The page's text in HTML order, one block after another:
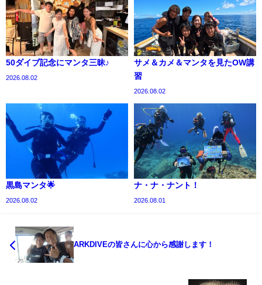
50ダイブ記念にマンタ三昧♪
2026.08.02
サメ＆カメ＆マンタを見たOW講
習
2026.08.02
黒島マンタ🌟
2026.08.02
ナ・ナ・ナント！
2026.08.01
ARKDIVEの皆さんに心から感謝します！